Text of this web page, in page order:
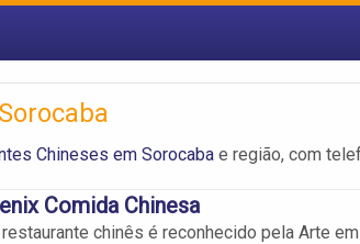
Chineses em Sorocaba e região, com
Comida Chinesa
restaurante chinês é reconhecido pela Arte